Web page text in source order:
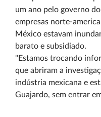
um ano pelo governo
empresas norte-
México estavam
barato e subsidiado.
"Estamos trocando
que abriram a
indústria mexicana e
Guajardo, sem entrar